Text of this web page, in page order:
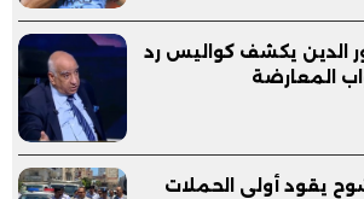
الدين يكشف كواليس رد
المعارضة
يقود أولى الحملات